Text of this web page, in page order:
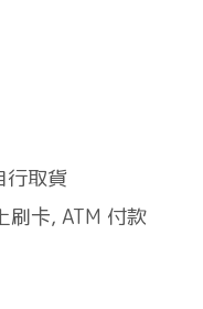
行取貨
刷卡, ATM 付款